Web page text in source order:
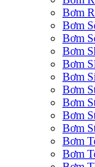
Bơm
Bơm
Bơm
Bơm
Bơm
Bơm
Bơm
Bơm
Bơm
Bơm
Bơm
Bơm